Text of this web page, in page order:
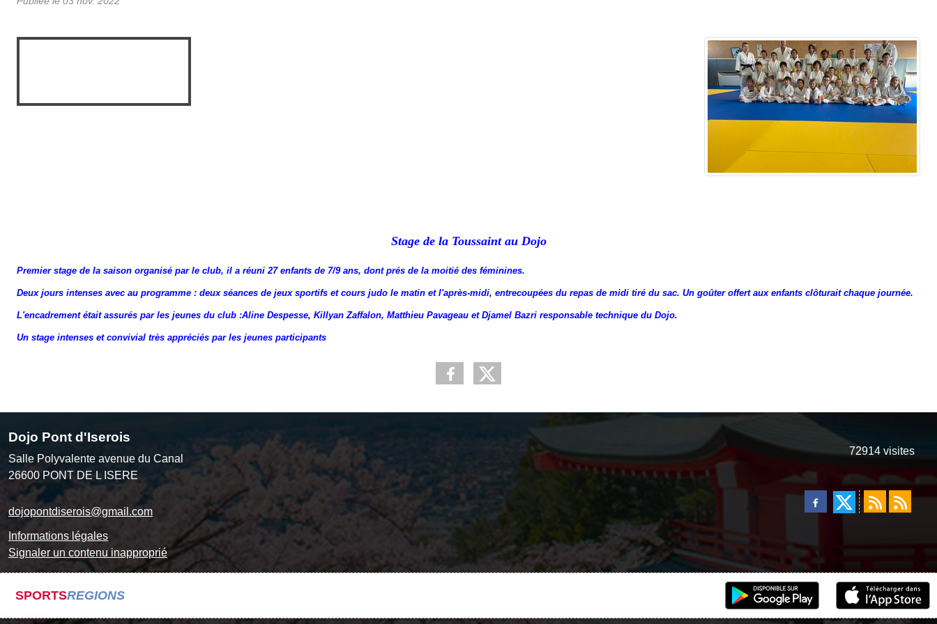
Stage de la Toussaint au Dojo
Premier stage de la saison organisé par le club, il a réuni 27 enfants de 7/9 ans, dont prés de la moitié des féminines.
Deux jours intenses avec au programme : deux séances de jeux sportifs et cours judo le matin et l'après-midi, entrecoupées du repas de midi tiré du sac. Un goûter offert aux enfants clôturait chaque journée.
L'encadrement était assurés par les jeunes du club :Aline Despesse, Killyan Zaffalon, Matthieu Pavageau et Djamel Bazri responsable technique du Dojo.
Un stage intenses et convivial très appréciés par les jeunes participants
Dojo Pont d'Iserois
Salle Polyvalente avenue du Canal
26600 PONT DE L ISERE
dojopontdiserois@gmail.com
Informations légales
Signaler un contenu inapproprié
72914 visites
SPORTSREGIONS